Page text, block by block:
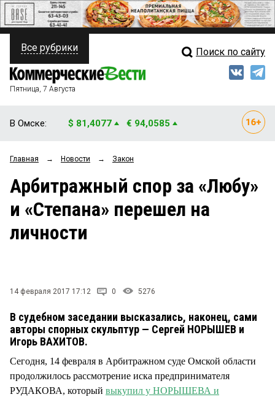
ПОЛИТИКА
ФИНАНСЫ
ОБЩЕСТВО
ЗАКОН
Свежий выпуск
Рейтинги
Блоги
Все рубрики Поиск по сайту
Пятница, 7 Августа
В Омске: $ 81,4077 € 94,0585
Главная → Новости → Закон
Арбитражный спор за «Любу»
и «Степана» перешел на
личности
14 февраля 2017 17:12 0 5276
В судебном заседании высказались, наконец, сами
авторы спорных скульптур — Сергей НОРЫШЕВ и
Игорь ВАХИТОВ.
Сегодня, 14 февраля в Арбитражном суде Омской области
продолжилось рассмотрение иска предпринимателя
РУДАКОВА, который выкупил у НОРЫШЕВА и